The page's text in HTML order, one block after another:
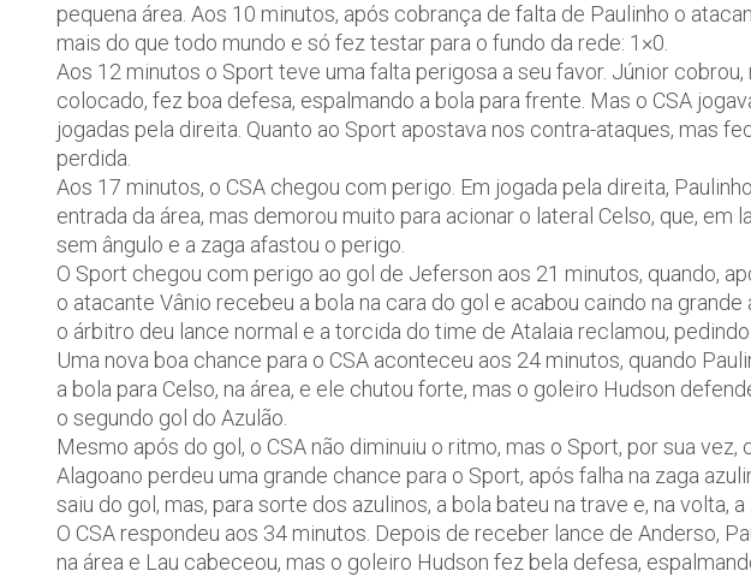
pequena área. Aos 10 minutos, após cobrança de falta de Paulinho o
mais do que todo mundo e só fez testar para o fundo da rede: 1×0.
Aos 12 minutos o Sport teve uma falta perigosa a seu favor. Júnior
colocado, fez boa defesa, espalmando a bola para frente. Mas o CSA
jogadas pela direita. Quanto ao Sport apostava nos contra-ataques, mas
perdida.
Aos 17 minutos, o CSA chegou com perigo. Em jogada pela direita,
entrada da área, mas demorou muito para acionar o lateral Celso, que, em
sem ângulo e a zaga afastou o perigo.
O Sport chegou com perigo ao gol de Jeferson aos 21 minutos, quando,
o atacante Vânio recebeu a bola na cara do gol e acabou caindo na
o árbitro deu lance normal e a torcida do time de Atalaia reclamou, pedindo
Uma nova boa chance para o CSA aconteceu aos 24 minutos, quando
a bola para Celso, na área, e ele chutou forte, mas o goleiro Hudson
o segundo gol do Azulão.
Mesmo após do gol, o CSA não diminuiu o ritmo, mas o Sport, por sua
Alagoano perdeu uma grande chance para o Sport, após falha na zaga
saiu do gol, mas, para sorte dos azulinos, a bola bateu na trave e, na volta,
O CSA respondeu aos 34 minutos. Depois de receber lance de Anderso,
na área e Lau cabeceou, mas o goleiro Hudson fez bela defesa,